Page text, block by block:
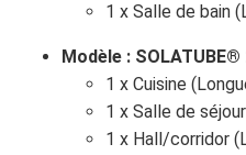
1 x Salle de bain
Modèle : SOLATUBE®
1 x Cuisine
1 x Salle de
1 x Hall/corridor